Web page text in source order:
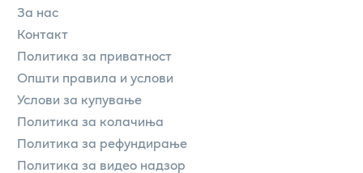
За нас
Контакт
Политика за приватност
Општи правила и услови
Услови за купување
Политика за колачиња
Политика за рефундирање
Политика за видео надзор